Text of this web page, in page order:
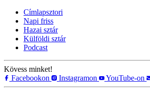
Címlapsztori
Napi friss
Hazai sztár
Külföldi sztár
Podcast
Kövess minket!
Facebookon
Instagramon YouTube-on